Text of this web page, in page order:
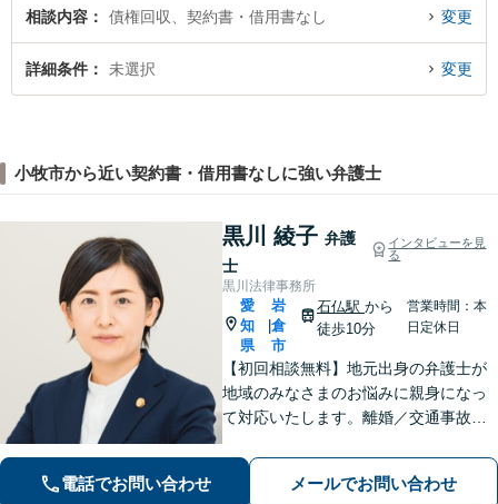
相談内容 債権回収、契約書・借用書なし 変更
詳細条件 未選択 変更
小牧市から近い契約書・借用書なしに強い弁護士
黒川 綾子 弁護
士
インタビューを見
る
黒川法律事務所
愛
知
県
岩
倉
市
石仏駅 から
徒歩10分
営業時間：本
日定休日
【初回相談無料】地元出身の弁護士が
地域のみなさまのお悩みに親身になっ
て対応いたします。離婚／交通事故／
こる法律トラブルに幅広く対応しま
す。お気軽にご相談ください。【法テ
電話でお問い合わせ メールでお問い合わせ